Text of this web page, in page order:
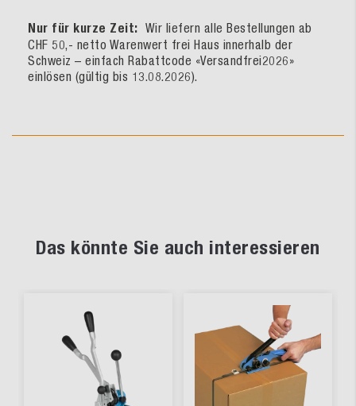
Nur für kurze Zeit: Wir liefern alle Bestellungen ab
CHF 50,- netto Warenwert frei Haus innerhalb der
Schweiz – einfach Rabattcode «Versandfrei2026»
einlösen (gültig bis 13.08.2026).
Das könnte Sie auch interessieren